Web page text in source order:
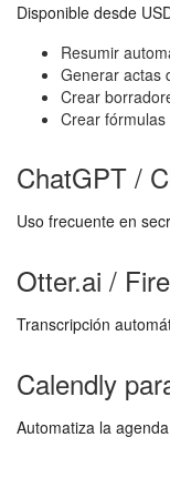
Disponible desde
Resumir
Generar actas
Crear
Crear
ChatGPT /
Uso frecuente en
Otter.ai /
Transcripción
Calendly
Automatiza la